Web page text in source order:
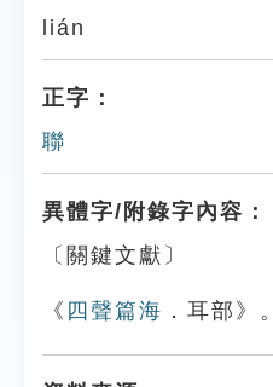
lián
正字：
聯
異體字/附錄字內容：
〔關鍵文獻〕
《 四聲篇海 ．耳部》。